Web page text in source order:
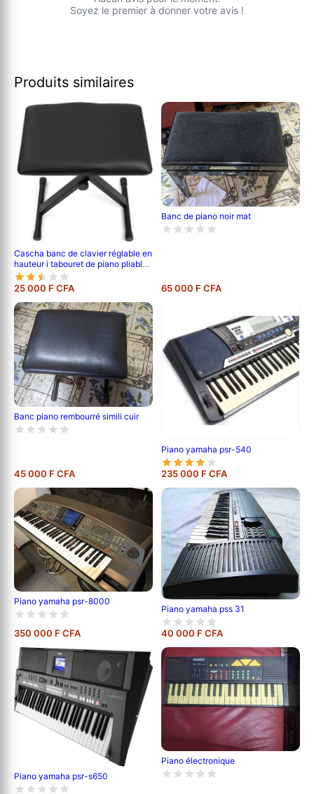
Soyez le premier à donner votre avis !
Produits similaires
Cascha banc de clavier réglable en
hauteur i tabouret de piano pliable i
banc de piano rembourré & facile à
nettoyer i recouvert de simili cuir
noir mat
25 000 F CFA
Banc de piano noir mat
65 000 F CFA
Banc piano rembourré simili cuir
45 000 F CFA
Piano yamaha psr-540
235 000 F CFA
Piano yamaha psr-8000
350 000 F CFA
Piano yamaha pss 31
40 000 F CFA
Piano yamaha psr-s650
Piano électronique